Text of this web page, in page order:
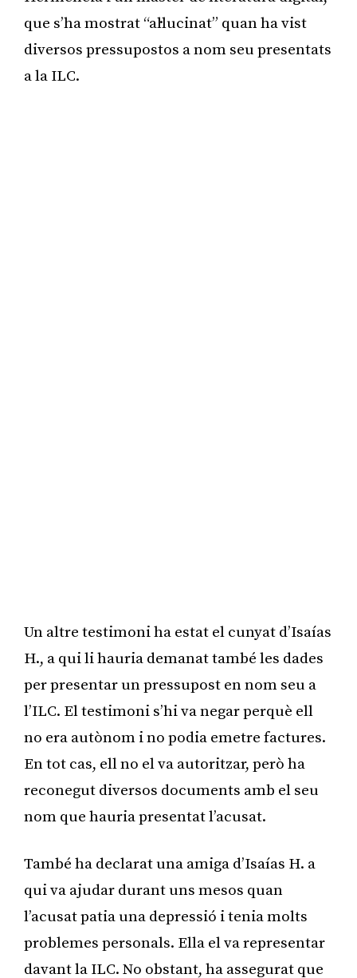
que s’ha mostrat “al·lucinat” quan ha vist
diversos pressupostos a nom seu presentats
a la ILC.
Un altre testimoni ha estat el cunyat d’Isaías
H., a qui li hauria demanat també les dades
per presentar un pressupost en nom seu a
l’ILC. El testimoni s’hi va negar perquè ell
no era autònom i no podia emetre factures.
En tot cas, ell no el va autoritzar, però ha
reconegut diversos documents amb el seu
nom que hauria presentat l’acusat.
També ha declarat una amiga d’Isaías H. a
qui va ajudar durant uns mesos quan
l’acusat patia una depressió i tenia molts
problemes personals. Ella el va representar
davant la ILC. No obstant, ha assegurat que